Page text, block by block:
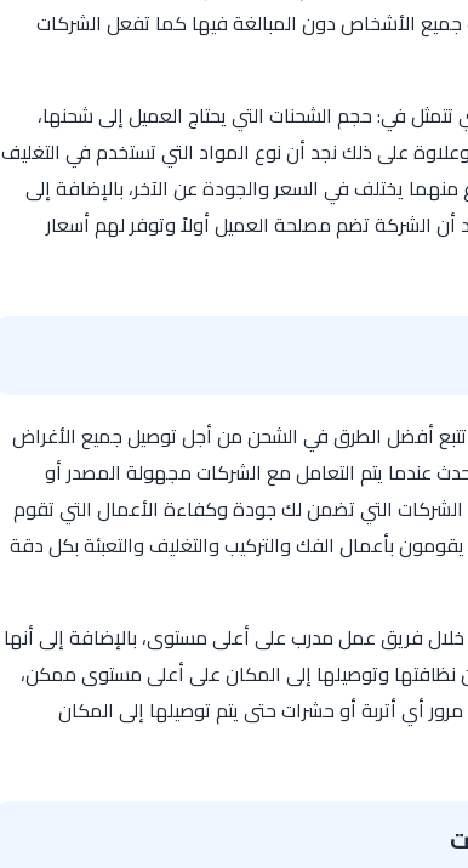
الأشخاص دون المبالغة فيها كما تفعل الشركات
تتمثل في: حجم الشحنات التي يحتاج العميل إلى شحنها،
على ذلك نجد أن نوع المواد التي تستخدم في التغليف
منهما يختلف في السعر والجودة عن الآخر، بالإضافة إلى
الشركة تضم مصلحة العميل أولاً وتوفر لهم أسعار
أفضل الطرق في الشحن من أجل توصيل جميع الأغراض
عندما يتم التعامل مع الشركات مجهولة المصدر أو
الشركات التي تضمن لك جودة وكفاءة الأعمال التي تقوم
بأعمال الفك والتركيب والتغليف والتعبئة بكل دقة
فريق عمل مدرب على أعلى مستوى، بالإضافة إلى أنها
وتوصيلها إلى المكان على أعلى مستوى ممكن،
أي أتربة أو حشرات حتى يتم توصيلها إلى المكان